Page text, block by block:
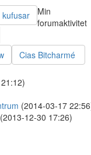
kufusar
Cias Bitcharmé
Min
forumaktivitet
(2014-03-17
(2013-12-30 17:26)